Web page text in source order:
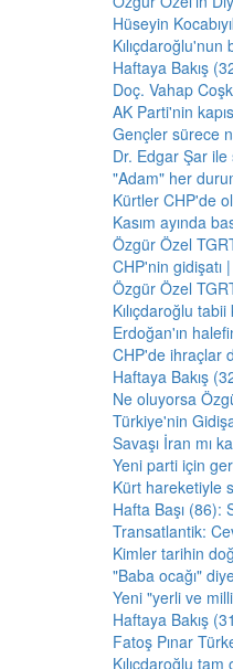
Hüseyin
Haftaya Bakış
Doç. Vahap
AK Parti'nin
Gençler sürece
Dr. Edgar Şar
"Adam" her
Kürtler CHP'de
Kasım ayında
Özgür Özel
CHP'nin gidişatı
Özgür Özel
Kılıçdaroğlu
Erdoğan'ın
CHP'de ihraçlar
Haftaya Bakış
Ne oluyorsa
Türkiye'nin
Savaşı İran mı
Yeni parti için
Kürt hareketiyle
Hafta Başı (86):
Transatlantik:
Kimler tarihin
"Baba ocağı"
Yeni "yerli ve
Haftaya Bakış
Fatoş Pınar
Kılıçdaroğlu